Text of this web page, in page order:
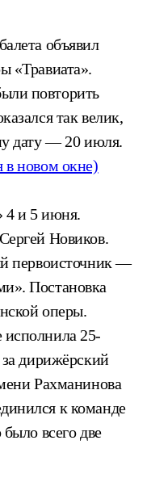
объявил
«Травиата».
повторить
так велик,
дату — 20 июля.
в новом окне)
4 и 5 июня.
Новиков.
первоисточник —
Постановка
оперы.
25-
за дирижёрский
Рахманинова
к команде
всего две